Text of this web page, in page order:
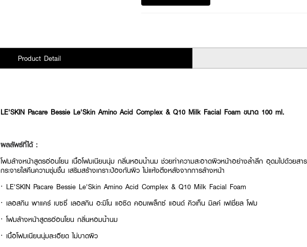
Product Detail
LE'SKIN Pacare Bessie Le'Skin Amino Acid Complex & Q10 Milk Facial Foam ขนาด 100 ml.
ผลลัพธ์ที่ได้ :
โฟมล้างหน้าสูตรอ่อนโยน เนื้อโฟมเนียนนุ่ม กลิ่นหอมน้ำนม ช่วยทำความสะอาดผิวหน้าอย่างล้ำลึก อุดมไปด้วยส
กระจายใสคืนความชุ่มชื้น เสริมสร้างเกราะป้องกันผิว ไม่แห้งตึงหลังจากการล้างหน้า
· LE'SKIN Pacare Bessie Le'Skin Amino Acid Complex & Q10 Milk Facial Foam
· เลอสกิน พาแคร์ เบซซี่ เลอสกิน อะมิโน แอซิด คอมเพล็กซ์ แอนด์ คิวเท็น มิลค์ เฟเชี่ยล โฟม
· โฟมล้างหน้าสูตรอ่อนโยน กลิ่นหอมน้ำนม
· เนื้อโฟมเนียนนุ่มละเอียด ไม่บาดผิว